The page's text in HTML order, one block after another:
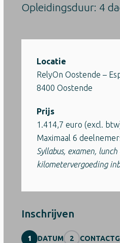
Opleidingsduur: 4
Locatie
RelyOn Oostende –
8400 Oostende
Prijs
1.414,7 euro (excl.
Maximaal 6
Syllabus, examen, lunch
kilometervergoeding
Inschrijven
1 DATUM 2